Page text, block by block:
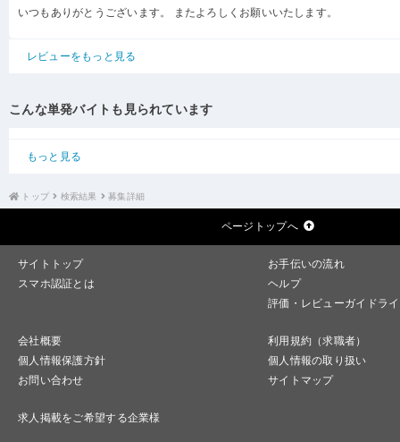
いつもありがとうございます。 またよろしくお願いいたします。
レビューをもっと見る
こんな単発バイトも見られています
もっと見る
トップ 検索結果 募集詳細
ページトップへ
サイトトップ
お手伝いの流れ
スマホ認証とは
ヘルプ
評価・レビューガイドラ
会社概要
利用規約（求職者）
個人情報保護方針
個人情報の取り扱い
お問い合わせ
サイトマップ
求人掲載をご希望する企業様